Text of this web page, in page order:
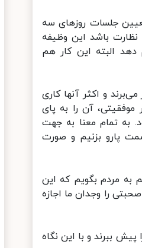
جلسات روزهای سه
باشد این وظیفه
البته این کار هم
و اکثر آنها کاری
آن را به پای
تمام معنا به جهت
پارو بزنیم و صورت
مردم بگویم که این
را وجدان ما اجازه
ببرند و با این نگاه